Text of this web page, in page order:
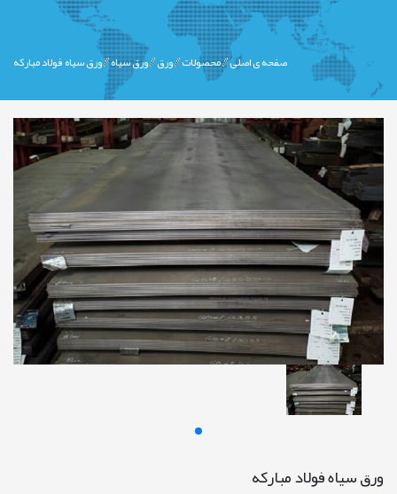
صفحه ی اصلی محصولات ورق ورق سیاه ورق سیاه فولاد مبارکه
ورق سیاه فولاد مبارکه